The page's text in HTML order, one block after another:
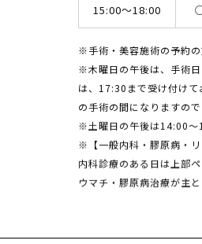
15:00〜18:00
※手術・美容施術の予約の
※木曜日の午後は、手術
は、17:30まで受け付け
の手術の間になりますの
※土曜日の午後は14:00〜
※【一般内科・膠原病・リ
内科診療のある日は上部
ウマチ・膠原病治療が主